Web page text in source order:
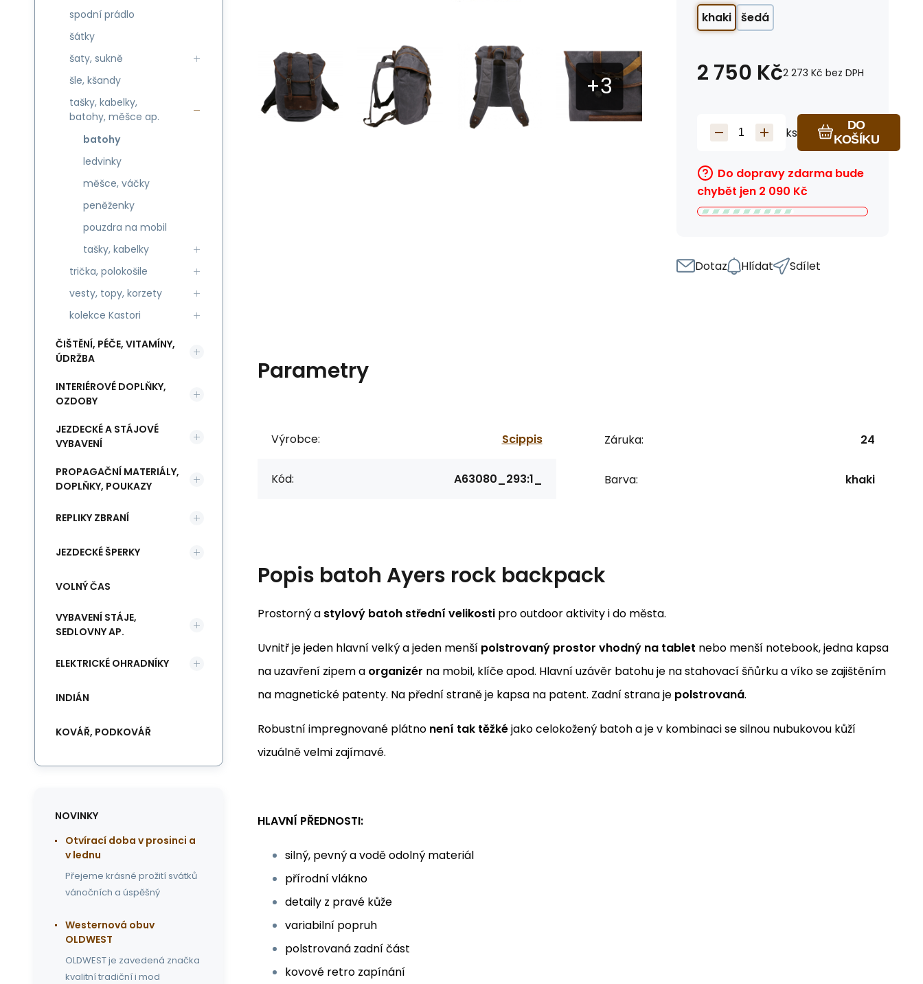
khaki šedá
2 750 Kč2 273 Kč bez DPH
ks
DO
KOŠÍKU
Do dopravy zdarma bude
chybět jen 2 090 Kč
Dotaz Hlídat Sdílet
Parametry
Výrobce: Scippis
Kód: A63080_293:1_
Záruka: 24
Barva: khaki
Popis batoh Ayers rock backpack
Prostorný a stylový batoh střední velikosti pro outdoor aktivity i do města.
Uvnitř je jeden hlavní velký a jeden menší polstrovaný prostor vhodný na tablet nebo menší notebook, jedna kapsa
na uzavření zipem a organizér na mobil, klíče apod. Hlavní uzávěr batohu je na stahovací šňůrku a víko se zajištěním
na magnetické patenty. Na přední straně je kapsa na patent. Zadní strana je polstrovaná.
Robustní impregnované plátno není tak těžkéjako celokožený batoh a je v kombinaci se silnou nubukovou kůží
vizuálně velmi zajímavé.
HLAVNÍ PŘEDNOSTI:
silný, pevný a vodě odolný materiál
přírodní vlákno
detaily z pravé kůže
variabilní popruh
polstrovaná zadní část
kovové retro zapínání
spodní prádlo
šátky
šaty, sukně
šle, kšandy
tašky, kabelky,
batohy, měšce ap.
batohy
ledvinky
měšce, váčky
peněženky
pouzdra na mobil
tašky, kabelky
trička, polokošile
vesty, topy, korzety
kolekce Kastori
ČIŠTĚNÍ, PÉČE, VITAMÍNY,
ÚDRŽBA
INTERIÉROVÉ DOPLŇKY,
OZDOBY
JEZDECKÉ A STÁJOVÉ
VYBAVENÍ
PROPAGAČNÍ MATERIÁLY,
DOPLŇKY, POUKAZY
REPLIKY ZBRANÍ
JEZDECKÉ ŠPERKY
VOLNÝ ČAS
VYBAVENÍ STÁJE,
SEDLOVNY AP.
ELEKTRICKÉ OHRADNÍKY
INDIÁN
KOVÁŘ, PODKOVÁŘ
NOVINKY
Otvírací doba v prosinci a
v lednu
Přejeme krásné prožití svátků
vánočních a úspěšný
Westernová obuv
OLDWEST
OLDWEST je zavedená značka
kvalitní tradiční i mod